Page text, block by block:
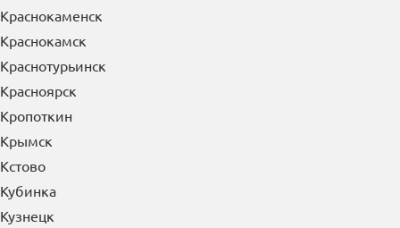
Краснокаменск
Краснокамск
Краснотурьинск
Красноярск
Кропоткин
Крымск
Кстово
Кубинка
Кузнецк